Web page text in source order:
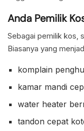
Anda Pemilik
Sebagai pemilik kos,
Biasanya yang
komplain
kamar mandi
water heater
tandon cepat